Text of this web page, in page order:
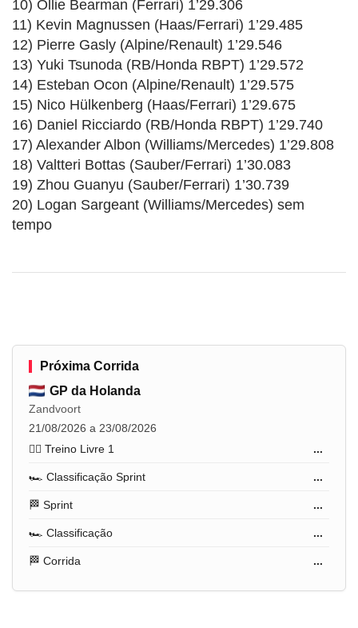
10) Ollie Bearman (Ferrari) 1’29.306
11) Kevin Magnussen (Haas/Ferrari) 1’29.485
12) Pierre Gasly (Alpine/Renault) 1’29.546
13) Yuki Tsunoda (RB/Honda RBPT) 1’29.572
14) Esteban Ocon (Alpine/Renault) 1’29.575
15) Nico Hülkenberg (Haas/Ferrari) 1’29.675
16) Daniel Ricciardo (RB/Honda RBPT) 1’29.740
17) Alexander Albon (Williams/Mercedes) 1’29.808
18) Valtteri Bottas (Sauber/Ferrari) 1’30.083
19) Zhou Guanyu (Sauber/Ferrari) 1’30.739
20) Logan Sargeant (Williams/Mercedes) sem
tempo
Próxima Corrida
GP da Holanda
Zandvoort
21/08/2026 a 23/08/2026
🏋️‍♂️ Treino Livre 1
...
🏎️ Classificação Sprint ...
🏁 Sprint ...
🏎️ Classificação ...
🏁 Corrida ...